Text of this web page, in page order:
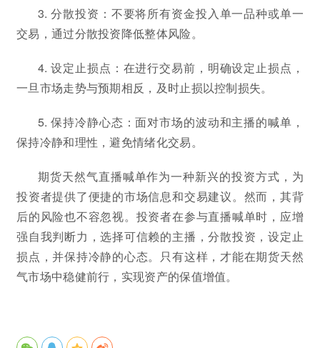
3. 分散投资：不要将所有资金投入单一品种或单一
交易，通过分散投资降低整体风险。
4. 设定止损点：在进行交易前，明确设定止损点，
一旦市场走势与预期相反，及时止损以控制损失。
5. 保持冷静心态：面对市场的波动和主播的喊单，
保持冷静和理性，避免情绪化交易。
期货天然气直播喊单作为一种新兴的投资方式，为
投资者提供了便捷的市场信息和交易建议。然而，其背
后的风险也不容忽视。投资者在参与直播喊单时，应增
强自我判断力，选择可信赖的主播，分散投资，设定止
损点，并保持冷静的心态。只有这样，才能在期货天然
气市场中稳健前行，实现资产的保值增值。